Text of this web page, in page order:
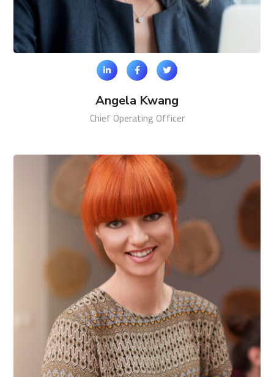
Angela Kwang
Chief Operating Officer